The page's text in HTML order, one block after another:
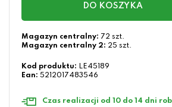
DO KOSZYKA
Magazyn centralny: 72 szt.
Magazyn centralny 2: 25 szt.
Kod produktu: LE45189
Ean: 5212017483546
Czas realizacji od 10 do 14 dni